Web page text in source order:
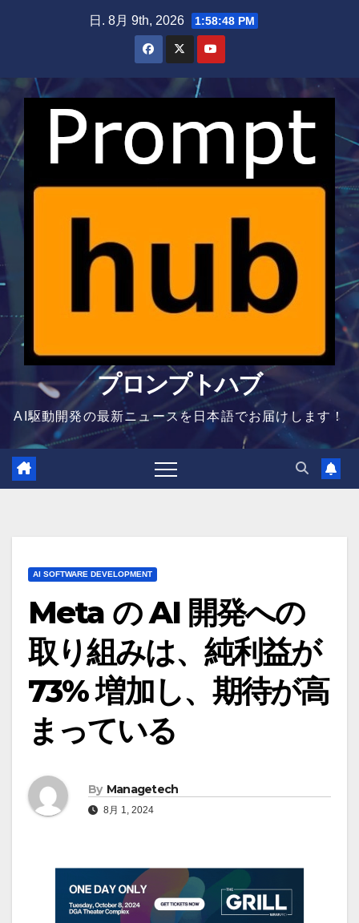
日. 8月 9th, 2026 1:58:49 PM
プロンプトハブ
AI駆動開発の最新ニュースを日本語でお届けします！
AI SOFTWARE DEVELOPMENT
Meta の AI 開発への
取り組みは、純利益が
73% 増加し、期待が高
まっている
By Managetech
8月 1, 2024